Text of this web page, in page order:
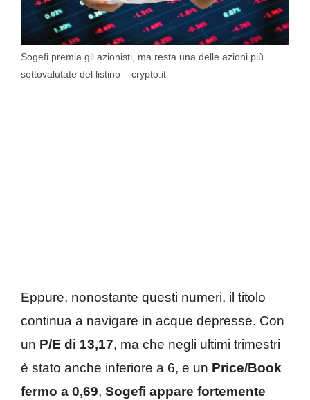
Sogefi premia gli azionisti, ma resta una delle azioni più
sottovalutate del listino – crypto.it
Eppure, nonostante questi numeri, il titolo
continua a navigare in acque depresse. Con
un P/E di 13,17, ma che negli ultimi trimestri
è stato anche inferiore a 6, e un Price/Book
fermo a 0,69, Sogefi appare fortemente